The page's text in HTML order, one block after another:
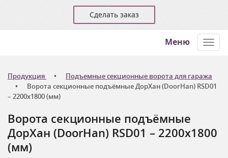
Сделать заказ
Меню
Продукция
Подъемные секционные ворота для гаража
Ворота секционные подъёмные ДорХан (DoorHan) RSD01
– 2200х1800 (мм)
Ворота секционные подъёмные
ДорХан (DoorHan) RSD01 – 2200х1800
(мм)